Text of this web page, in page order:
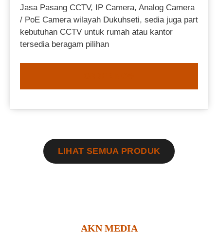
Jasa Pasang CCTV, IP Camera, Analog Camera
/ PoE Camera wilayah Dukuhseti, sedia juga part
kebutuhan CCTV untuk rumah atau kantor
tersedia beragam pilihan
LIHAT SEMUA PRODUK
AKN MEDIA